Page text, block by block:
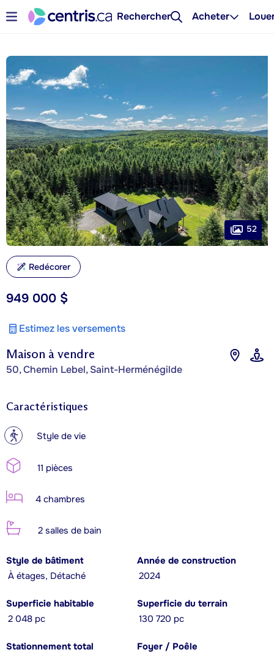
Rechercher Acheter
Maison à vendre
50, Chemin Lebel, Saint-Herménégilde
949 000 $
Estimez les versements
52
Redécorer
Caractéristiques
? Style de vie
11 pièces
4 chambres
2 salles de bain
Style de bâtiment
À étages, Détaché
Année de construction
2024
Superficie habitable
2 048 pc
Superficie du terrain
130 720 pc
Stationnement total
Foyer / Poêle